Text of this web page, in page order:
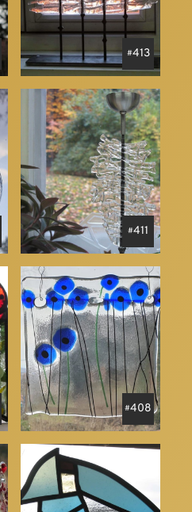
413
411
408